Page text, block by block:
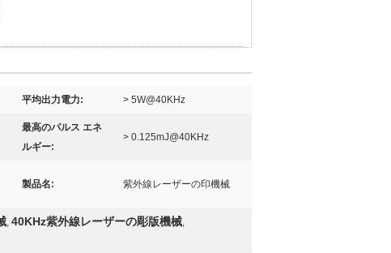
平均出力電力: > 5W@40KHz
最高のパルス エネ
ルギー:
> 0.125mJ@40KHz
製品名: 紫外線レーザーの印機械
, 40KHz紫外線レーザーの彫版機械,